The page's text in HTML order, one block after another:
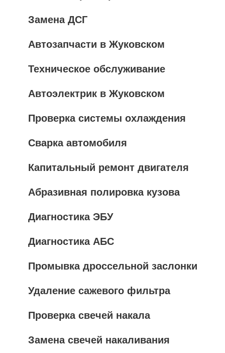
Замена ДСГ
Автозапчасти в Жуковском
Техническое обслуживание
Автоэлектрик в Жуковском
Проверка системы охлаждения
Сварка автомобиля
Капитальный ремонт двигателя
Абразивная полировка кузова
Диагностика ЭБУ
Диагностика АБС
Промывка дроссельной заслонки
Удаление сажевого фильтра
Проверка свечей накала
Замена свечей накаливания